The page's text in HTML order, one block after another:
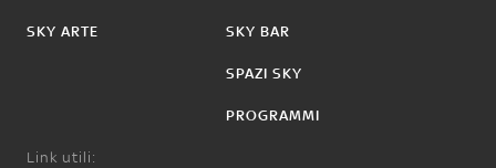
SKY ARTE SKY BAR
SPAZI SKY
PROGRAMMI
Link utili: